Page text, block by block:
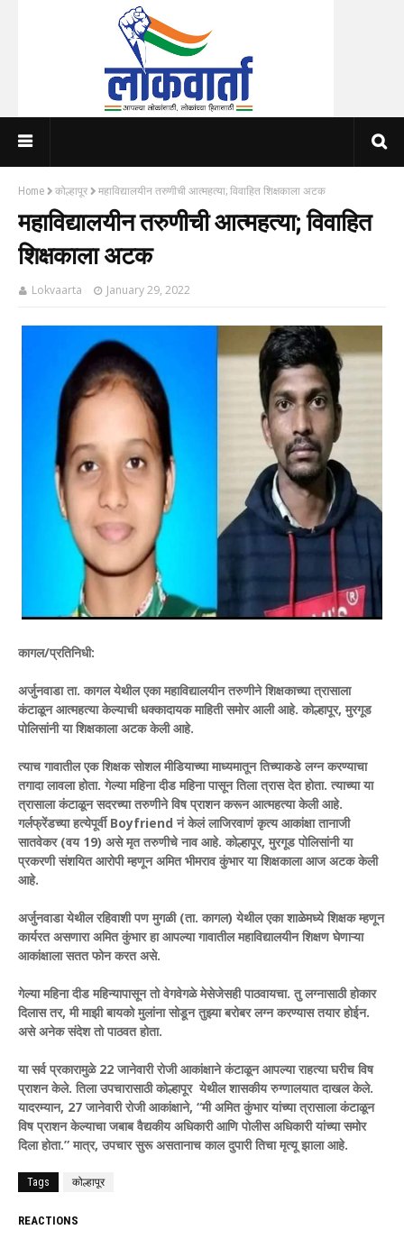
Home कोल्हापूर महाविद्यालयीन तरुणीची आत्महत्या; विवाहित शिक्षकाला अटक
महाविद्यालयीन तरुणीची आत्महत्या; विवाहित
शिक्षकाला अटक
Lokvaarta January 29, 2022
कागल/प्रतिनिधी:
अर्जुनवाडा ता. कागल येथील एका महाविद्यालयीन तरुणीने शिक्षकाच्या त्रासाला
कंटाळून आत्महत्या केल्याची धक्कादायक माहिती समोर आली आहे. कोल्हापूर, मुरगूड
पोलिसांनी या शिक्षकाला अटक केली आहे.
त्याच गावातील एक शिक्षक सोशल मीडियाच्या माध्यमातून तिच्याकडे लग्न करण्याचा
तगादा लावला होता. गेल्या महिना दीड महिना पासून तिला त्रास देत होता. त्याच्या या
त्रासाला कंटाळून सदरच्या तरुणीने विष प्राशन करून आत्महत्या केली आहे.
गर्लफ्रेंडच्या हत्येपूर्वी Boyfriend नं केलं लाजिरवाणं कृत्य आकांक्षा तानाजी
सातवेकर (वय 19) असे मृत तरुणीचे नाव आहे. कोल्हापूर, मुरगूड पोलिसांनी या
प्रकरणी संशयित आरोपी म्हणून अमित भीमराव कुंभार या शिक्षकाला आज अटक केली
आहे.
अर्जुनवाडा येथील रहिवाशी पण मुगळी (ता. कागल) येथील एका शाळेमध्ये शिक्षक म्हणून
कार्यरत असणारा अमित कुंभार हा आपल्या गावातील महाविद्यालयीन शिक्षण घेणाऱ्या
आकांक्षाला सतत फोन करत असे.
गेल्या महिना दीड महिन्यापासून तो वेगवेगळे मेसेजेसही पाठवायचा. तु लग्नासाठी होकार
दिलास तर, मी माझी बायको मुलांना सोडून तुझ्या बरोबर लग्न करण्यास तयार होईन.
असे अनेक संदेश तो पाठवत होता.
या सर्व प्रकारामुळे 22 जानेवारी रोजी आकांक्षाने कंटाळून आपल्या राहत्या घरीच विष
प्राशन केले. तिला उपचारासाठी कोल्हापूर येथील शासकीय रुग्णालयात दाखल केले.
यादरम्यान, 27 जानेवारी रोजी आकांक्षाने, “मी अमित कुंभार यांच्या त्रासाला कंटाळून
विष प्राशन केल्याचा जबाब वैद्यकीय अधिकारी आणि पोलीस अधिकारी यांच्या समोर
दिला होता.” मात्र, उपचार सुरू असतानाच काल दुपारी तिचा मृत्यू झाला आहे.
Tags कोल्हापूर
REACTIONS